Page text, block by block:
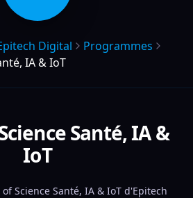
Digital
Programmes
IA & IoT
Santé, IA &
IoT
Science Santé, IA & IoT d'Epitech